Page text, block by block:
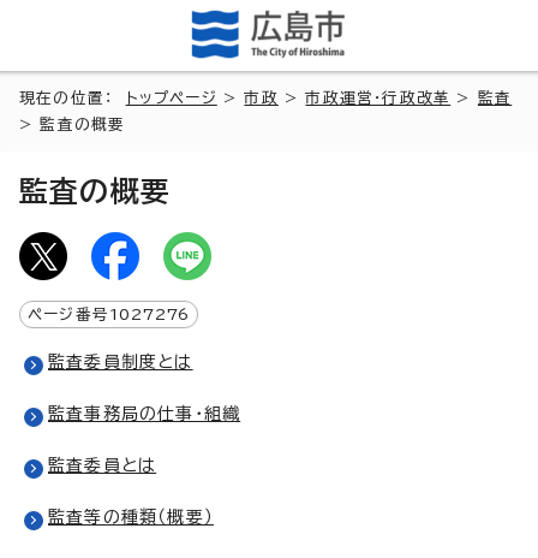
現在の位置： トップページ >市政 >市政運営・行政改革 > 監査
> 監査の概要
監査の概要
ページ番号 1027276
監査委員制度とは
監査事務局の仕事・組織
監査委員とは
監査等の種類（概要）